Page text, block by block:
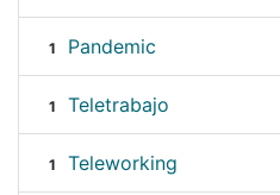
1 Pandemic
1 Teletrabajo
1 Teleworking